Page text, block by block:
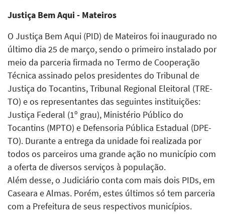
Justiça Bem Aqui - Mateiros
O Justiça Bem Aqui (PID) de Mateiros foi inaugurado no
último dia 25 de março, sendo o primeiro instalado por
meio da parceria firmada no Termo de Cooperação
Técnica assinado pelos presidentes do Tribunal de
Justiça do Tocantins, Tribunal Regional Eleitoral (TRE-
TO) e os representantes das seguintes instituições:
Justiça Federal (1º grau), Ministério Público do
Tocantins (MPTO) e Defensoria Pública Estadual (DPE-
TO). Durante a entrega da unidade foi realizada por
todos os parceiros uma grande ação no município com
a oferta de diversos serviços à população.
Além desse, o Judiciário conta com mais dois PIDs, em
Caseara e Almas. Porém, estes últimos só tem parceria
com a Prefeitura de seus respectivos municípios.